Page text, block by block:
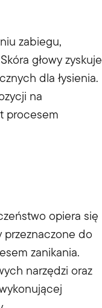
zabiegu,
głowy zyskuje
dla łysienia.
na
procesem
opiera się
przeznaczone do
zanikania.
narzędzi oraz